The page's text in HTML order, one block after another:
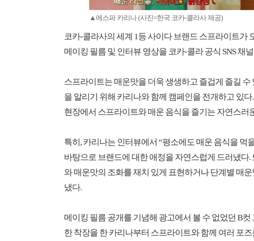
▲에스파 카리나 (사진=한국 코카-콜라사 제공)
코카-콜라사의 세계 1등 사이다 브랜드 스프라이트가
메이킹 필름 및 인터뷰 영상을 코카-콜라 공식 SNS 채
스프라이트는 매운맛을 더욱 생생하고 즐겁게 즐길
을 알리기 위해 카리나와 함께 캠페인을 전개하고 있
현장에서 스프라이트와 매운 음식을 즐기는 자연스러
특히, 카리나는 인터뷰에서 “평소에도 매운 음식을 먹
바탕으로 브랜드에 대한 애정을 자연스럽게 드러냈다.
와 매운맛의 조화를 재치 있게 표현하거나 단계별 매
냈다.
메이킹 필름 공개를 기념해 광고에서 볼 수 없었던 B
한 착장을 한 카리나부터 스프라이트와 함께 여러 포